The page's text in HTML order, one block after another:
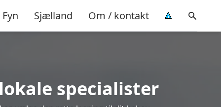
Fyn Sjælland Om / kontakt
specialister